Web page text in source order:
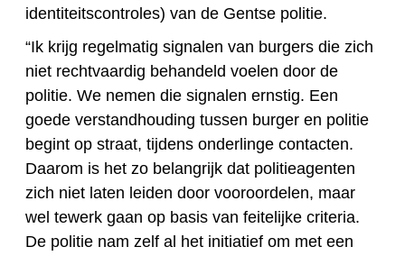
identiteitscontroles) van de Gentse politie.
“Ik krijg regelmatig signalen van burgers die zich
niet rechtvaardig behandeld voelen door de
politie. We nemen die signalen ernstig. Een
goede verstandhouding tussen burger en politie
begint op straat, tijdens onderlinge contacten.
Daarom is het zo belangrijk dat politieagenten
zich niet laten leiden door vooroordelen, maar
wel tewerk gaan op basis van feitelijke criteria.
De politie nam zelf al het initiatief om met een